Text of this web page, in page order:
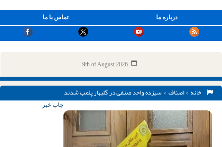
تماس با ما درباره ما
9th of August 2026
خانه >اصناف> سیزده واحد صنفی در گلبهار پلمب شدند
چاپ خبر